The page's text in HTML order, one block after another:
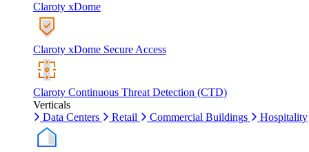
Claroty xDome
Claroty xDome Secure Access
Claroty Continuous Threat Detection (CTD)
Verticals
Data Centers
Retail Commercial Buildings Hospitality